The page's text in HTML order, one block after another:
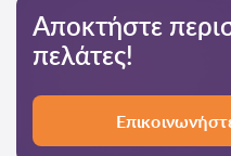
Αποκτήστε
πελάτες!